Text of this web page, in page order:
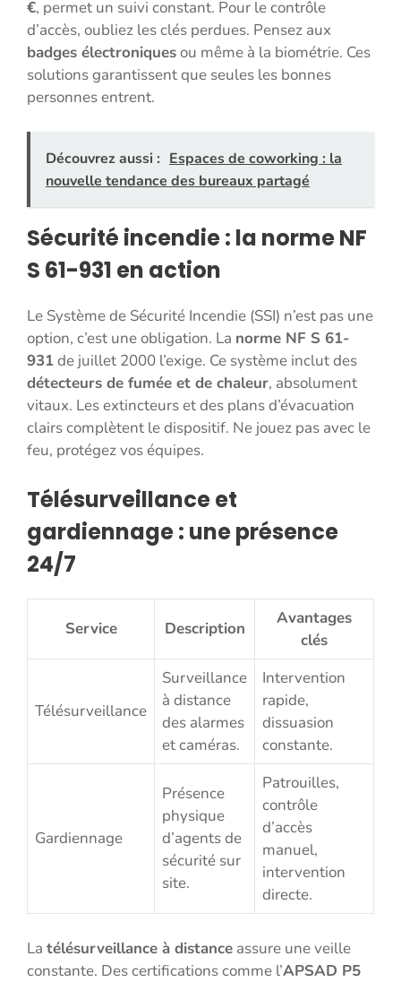
€, permet un suivi constant. Pour le contrôle
d’accès, oubliez les clés perdues. Pensez aux
badges électroniquesou même à la biométrie. Ces
solutions garantissent que seules les bonnes
personnes entrent.
Découvrez aussi : Espaces de coworking : la
nouvelle tendance des bureaux partagé
Sécurité incendie : la norme NF
S 61-931 en action
Le Système de Sécurité Incendie (SSI) n’est pas une
option, c’est une obligation. La norme NF S 61-
931de juillet 2000 l’exige. Ce système inclut des
détecteurs de fumée et de chaleur, absolument
vitaux. Les extincteurs et des plans d’évacuation
clairs complètent le dispositif. Ne jouez pas avec le
feu, protégez vos équipes.
Télésurveillance et
gardiennage : une présence
24/7
Service Description
Avantages
clés
Télésurveillance
Surveillance
à distance
des alarmes
et caméras.
Intervention
rapide,
dissuasion
constante.
Gardiennage
Présence
physique
d’agents de
sécurité sur
site.
Patrouilles,
contrôle
d’accès
manuel,
intervention
directe.
La télésurveillance à distance assure une veille
constante. Des certifications comme l’APSAD P5